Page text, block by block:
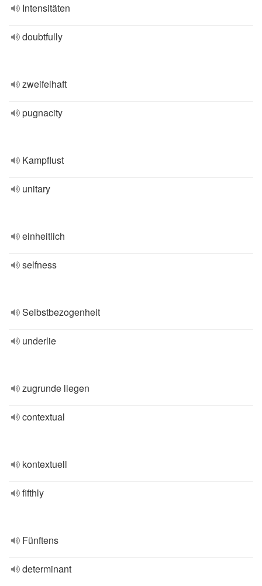
Intensitäten
doubtfully
zweifelhaft
pugnacity
Kampflust
unitary
einheitlich
selfness
Selbstbezogenheit
underlie
zugrunde liegen
contextual
kontextuell
fifthly
Fünftens
determinant